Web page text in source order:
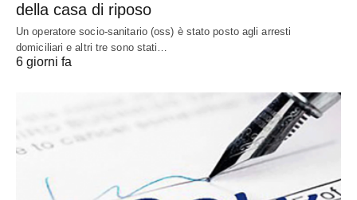
della casa di riposo
Un operatore socio-sanitario (oss) è stato posto agli arresti
domiciliari e altri tre sono stati…
6 giorni fa